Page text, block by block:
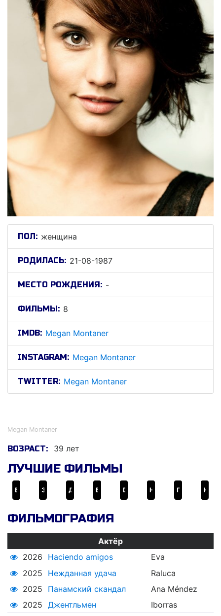
ПОЛ: женщина
РОДИЛАСЬ: 21-08-1987
МЕСТО РОЖДЕНИЯ: -
ФИЛЬМЫ: 8
IMDB: Megan Montaner
INSTAGRAM: Megan Montaner
TWITTER: Megan Montaner
Megan Montaner
ВОЗРАСТ: 39 лет
ЛУЧШИЕ ФИЛЬМЫ
ФИЛЬМОГРАФИЯ
Актёр
2026
Haciendo amigos
Eva
2025
Нежданная удача
Raluca
2025
Панамский скандал
Ana Méndez
2025 Джентльмен Iborras